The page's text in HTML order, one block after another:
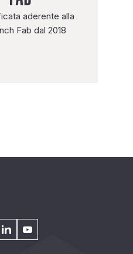
aderente alla
Fab dal 2018